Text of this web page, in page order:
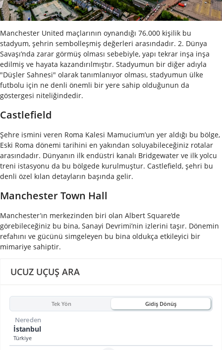
UCUZ UÇUŞ ARA
Tek Yön Gidiş Dönüş
İstanbul
Türkiye
Nereden
Manchester United maçlarının oynandığı 76.000 kişilik bu
stadyum, şehrin sembolleşmiş değerleri arasındadır. 2. Dünya
Savaşı’nda zarar görmüş olması sebebiyle, yapı tekrar inşa inşa
edilmiş ve hayata kazandırılmıştır. Stadyumun bir diğer adıyla
"Düşler Sahnesi" olarak tanımlanıyor olması, stadyumun ülke
futbolu için ne denli önemli bir yere sahip olduğunun da
göstergesi niteliğindedir.
Castlefield
Şehre ismini veren Roma Kalesi Mamucium’un yer aldığı bu bölge,
Eski Roma dönemi tarihini en yakından soluyabileceğiniz rotalar
arasındadır. Dünyanın ilk endüstri kanalı Bridgewater ve ilk yolcu
treni istasyonu da bu bölgede kurulmuştur. Castlefield, şehri bu
denli özel kılan detayların başında gelir.
Manchester Town Hall
Manchester’ın merkezinden biri olan Albert Square’de
görebileceğiniz bu bina, Sanayi Devrimi’nin izlerini taşır. Dönemin
refahını ve gücünü simgeleyen bu bina oldukça etkileyici bir
mimariye sahiptir.